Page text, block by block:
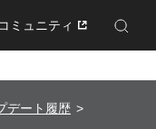
コミュニティ
by Google
デート履歴